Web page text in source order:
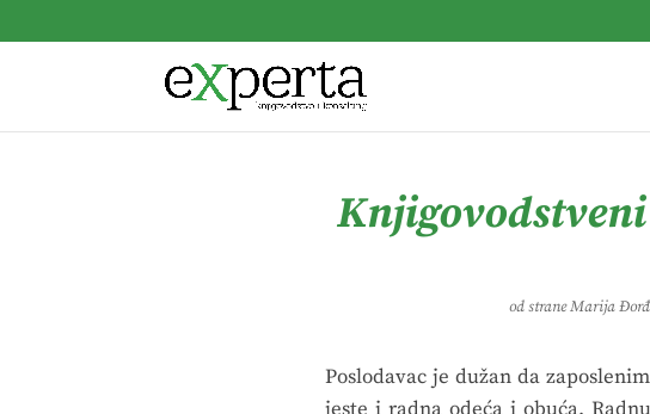
od straneMarija
Poslodavac je dužan da